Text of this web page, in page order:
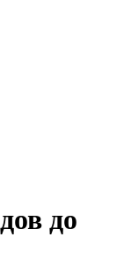
до